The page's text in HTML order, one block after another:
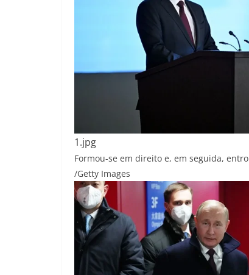
1.jpg
Formou-se em direito e, em seguida,
/Getty Images